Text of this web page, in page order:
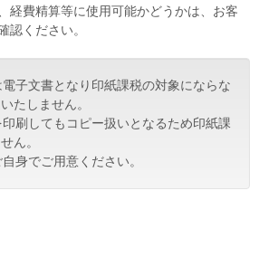
経費精算等に使用可能かどうかは、お客
認ください。
子文書となり印紙課税の対象にならな
たしません。
刷してもコピー扱いとなるため印紙課
ん。
身でご用意ください。